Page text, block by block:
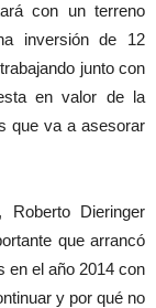
con un terreno
inversión de 12
junto con
en valor de la
que va a asesorar
Dieringer
que arrancó
en el año 2014 con
y por qué no